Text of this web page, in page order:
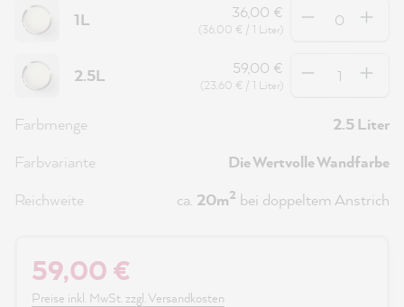
1L 36,00 €
(36,00 € / 1 Liter)
2.5L 59,00 €
(23,60 € / 1 Liter)
Farbmenge
2.5 Liter
Farbvariante
Die Wertvolle Wandfarbe
Reichweite
ca. 20m2 bei doppeltem Anstrich
59,00 €
Preise inkl. MwSt. zzgl. Versandkosten